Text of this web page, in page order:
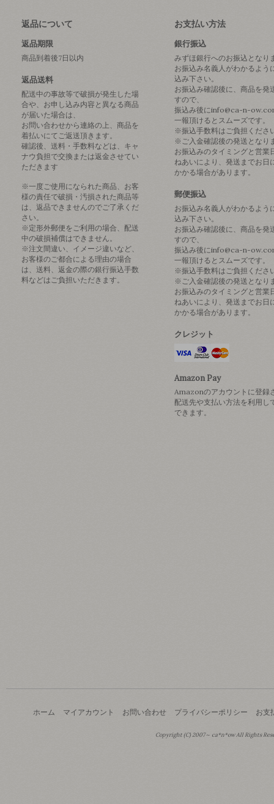
返品について
返品期限
商品到着後7日以内
返品送料
配送中の事故等で破損が発生した場
合や、お申し込み内容と異なる商品
が届いた場合は、
お問い合わせから連絡の上、商品を
着払いにてご返送頂きます。
確認後、送料・手数料などは、キャ
ナウ負担で交換または返金させてい
ただきます
※一度ご使用になられた商品、お客
様の責任で破損・汚損された商品等
は、返品できませんのでご了承くだ
さい。
※定形外郵便をご利用の場合、配送
中の破損補償はできません。
※注文間違い、イメージ違いなど、
お客様のご都合による理由の場合
は、送料、返金の際の銀行振込手数
料などはご負担いただきます。
お支払い方法
銀行振込
みずほ銀行へのお振込となり
お振込み名義人がわかるよう
込み下さい。
お振込み確認後に、商品を発
すので、
振込み後にinfo@ca-n-
一報頂けるとスムーズです。
※振込手数料はご負担くださ
※ご入金確認後の発送となり
お振込みのタイミングと営業
ねあいにより、発送までお日
かかる場合があります。
郵便振込
お振込み名義人がわかるよう
込み下さい。
お振込み確認後に、商品を発
すので、
振込み後にinfo@ca-n-
一報頂けるとスムーズです。
※振込手数料はご負担くださ
※ご入金確認後の発送となり
お振込みのタイミングと営業
ねあいにより、発送までお日
かかる場合があります。
クレジット
Amazon Pay
Amazonのアカウントに登録
配送先や支払い方法を利用し
できます。
ホーム マイアカウント お問い合わせ プライバシーポリシー お支
Copyright (C) 2007～ ca*n*ow All Rights